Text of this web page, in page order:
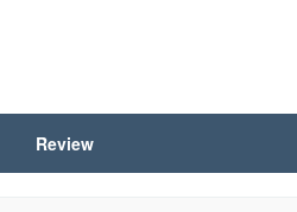
Review